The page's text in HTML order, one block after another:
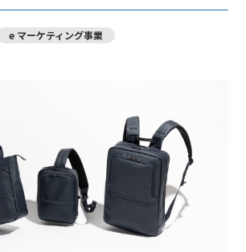
e マーケティング事業